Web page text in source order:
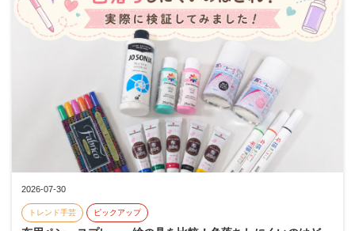
2026-07-30
トレンド手芸 ピックアップ